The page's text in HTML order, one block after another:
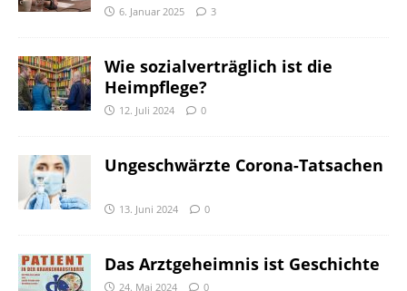
6. Januar 2025 3
Wie sozialverträglich ist die
Heimpflege?
12. Juli 2024 0
Ungeschwärzte Corona-Tatsachen
13. Juni 2024 0
Das Arztgeheimnis ist Geschichte
24. Mai 2024 0